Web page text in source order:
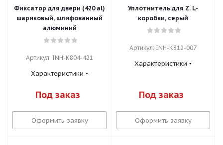
Фиксатор для двери (420 al)
шариковый, шлифованный
алюминий
Артикул: INH-K804-421
Характеристики
Под заказ
Оформить заявку
Уплотнитель для Z. L-
коробки, серый
Артикул: INH-K812-007
Характеристики
Под заказ
Оформить заявку